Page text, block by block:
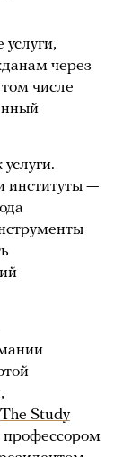
через
числе
институты —
The Study
профессором